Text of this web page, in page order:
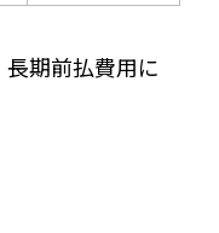
期前払費用に